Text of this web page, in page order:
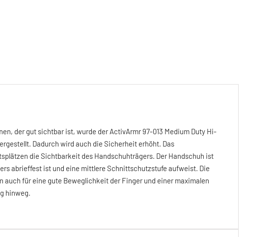
der gut sichtbar ist, wurde der ActivArmr 97-013 Medium Duty Hi-
Dadurch wird auch die Sicherheit erhöht. Das
die Sichtbarkeit des Handschuhträgers. Der Handschuh ist
abrieffest ist und eine mittlere Schnittschutzstufe aufweist. Die
für eine gute Beweglichkeit der Finger und einer maximalen
hinweg.